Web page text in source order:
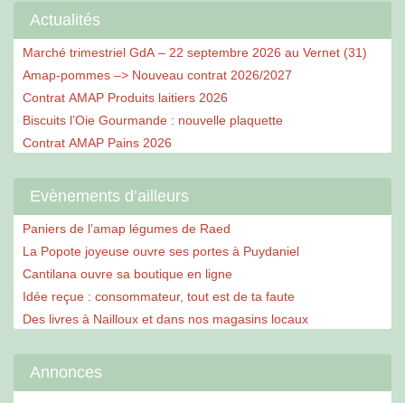
Actualités
Marché trimestriel GdA – 22 septembre 2026 au Vernet (31)
Amap-pommes –> Nouveau contrat 2026/2027
Contrat AMAP Produits laitiers 2026
Biscuits l’Oie Gourmande : nouvelle plaquette
Contrat AMAP Pains 2026
Evènements d’ailleurs
Paniers de l’amap légumes de Raed
La Popote joyeuse ouvre ses portes à Puydaniel
Cantilana ouvre sa boutique en ligne
Idée reçue : consommateur, tout est de ta faute
Des livres à Nailloux et dans nos magasins locaux
Annonces